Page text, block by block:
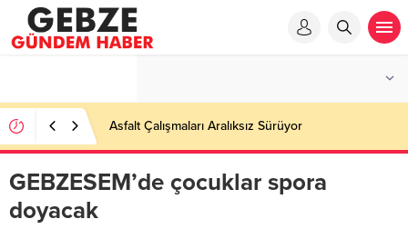
Ortaöğretime Geçiş Tercih ve Yerleştirme Kılavuzu
yayımlandı – Nefes Gazetesi – Kocaeli Haber
GEBZESEM’de çocuklar spora
doyacak